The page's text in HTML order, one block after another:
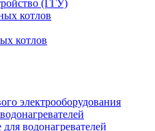
(ГГУ)
котлов
котлов
электрооборудования
для водонагревателей